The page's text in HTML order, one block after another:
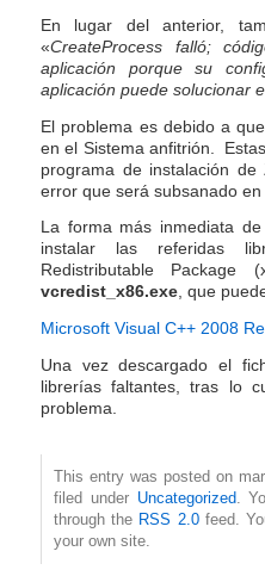
En lugar del anterior,
«CreateProcess falló;
aplicación porque su
aplicación puede solucionar
El problema es debido a
en el Sistema anfitrión.
programa de instalación
error que será subsanado
La forma más inmediata
instalar las referidas
Redistributable
vcredist_x86.exe, que
Microsoft Visual C++ 2008
Una vez descargado el
librerías faltantes, tras lo
problema.
This entry was posted on
filed under Uncategorized.
through the RSS 2.0feed.
your own site.